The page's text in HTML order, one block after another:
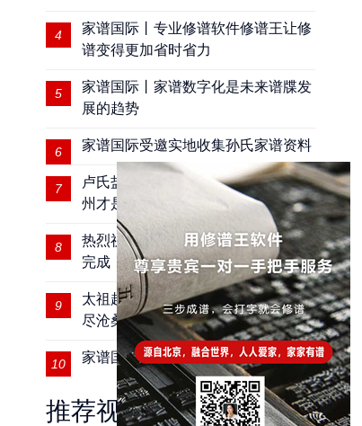
4
家谱国际丨专业修谱软件修谱王让修
谱变得更加省时省力
5
家谱国际丨家谱数字化是未来谱牒发
展的趋势
6 家谱国际受邀实地收集孙氏家谱资料
7
卢氏盐商卢绍绪后人开启寻根之旅 扬
州才是我的家
8
热烈祝贺河南固商桂氏四修宗谱圆满
完成
9
太祖赵匡胤后裔｜肥东县赵氏宗祠历
尽沧桑
10 家谱国际丨研究家谱要看源头
推荐视频